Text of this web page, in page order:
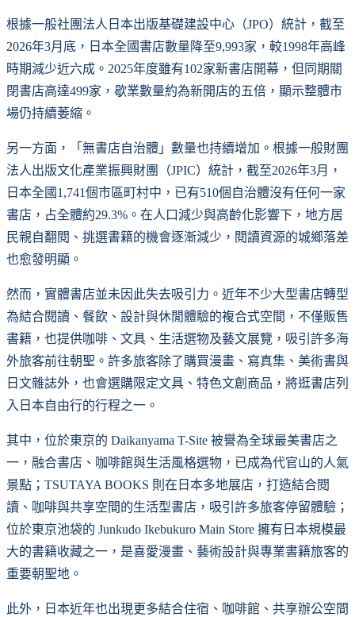
根據一般社團法人日本出版基礎建設中心（JPO）統計，截至
2026年3月底，日本全國書店數量降至9,993家，較1998年高峰
時期減少近六成。2025年度雖有102家新書店開幕，但同期關
閉書店高達499家，歇業數量約為新開店的五倍，顯示整體市
場仍持續萎縮。
另一方面，「無書店自治體」數量也持續增加。根據一般財團
法人出版文化產業振興財團（JPIC）統計，截至2026年3月，
日本全國1,741個市區町村中，已有510個自治體沒有任何一家
書店，占全體約29.3%。在人口減少與高齡化影響下，地方居
民親自翻閱、挑選書籍的機會逐漸減少，閱讀資源的城鄉落差
也愈發明顯。
然而，實體書店並未因此失去吸引力。近年不少大型書店轉型
為結合閱讀、餐飲、設計與休閒體驗的複合式空間，不僅販售
書籍，也提供咖啡、文具、生活選物及藝文展覽，吸引許多海
外旅客前往朝聖。許多旅客除了購買漫畫、寫真集、美術書與
日文雜誌外，也會選購限定文具、特色文創商品，將逛書店列
入日本自由行的行程之一。
其中，位於東京的 Daikanyama T-Site 被譽為全球最美書店之
一，融合書店、咖啡館與生活風格選物，已成為代官山的人氣
景點；TSUTAYA BOOKS 則在日本多地展店，打造結合閱
讀、咖啡與共享空間的生活型書店，吸引許多旅客停留體驗；
位於東京池袋的 Junkudo Ikebukuro Main Store 擁有日本規模最
大的書籍收藏之一，是喜愛漫畫、藝術設計與專業書籍旅客的
重要朝聖地。
此外，日本近年也出現更多結合住宿、咖啡館、共享辦公空間